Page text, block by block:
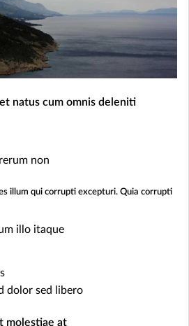
natus cum omnis deleniti
non
illum qui corrupti excepturi. Quia corrupti
dolor sed libero
molestiae at